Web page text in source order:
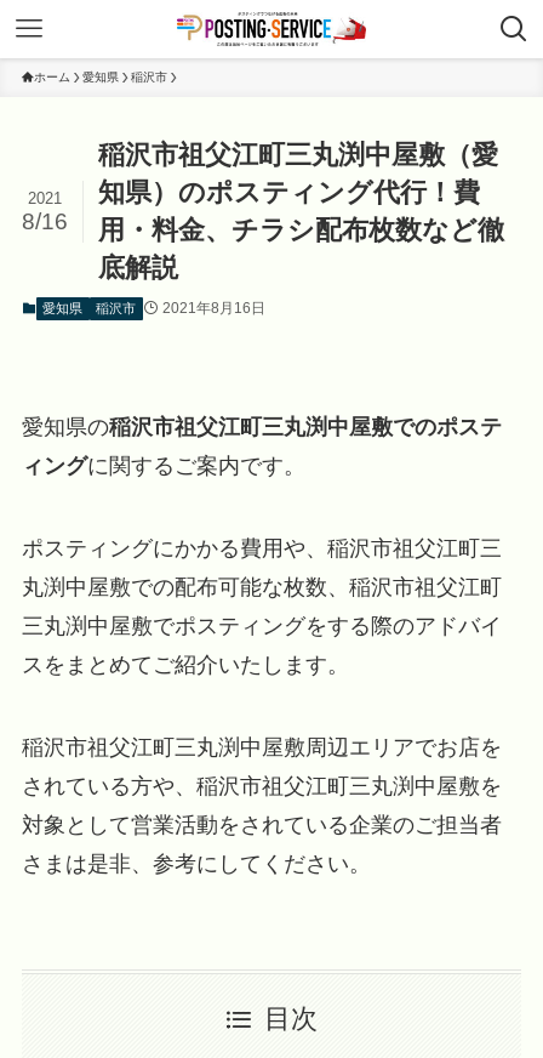
ホーム 愛知県 稲沢市
稲沢市祖父江町三丸渕中屋敷（愛
知県）のポスティング代行！費
用・料金、チラシ配布枚数など徹
底解説
2021
8/16
愛知県 稲沢市 2021年8月16日
愛知県の稲沢市祖父江町三丸渕中屋敷でのポステ
ィングに関するご案内です。
ポスティングにかかる費用や、稲沢市祖父江町三
丸渕中屋敷での配布可能な枚数、稲沢市祖父江町
三丸渕中屋敷でポスティングをする際のアドバイ
スをまとめてご紹介いたします。
稲沢市祖父江町三丸渕中屋敷周辺エリアでお店を
されている方や、稲沢市祖父江町三丸渕中屋敷を
対象として営業活動をされている企業のご担当者
さまは是非、参考にしてください。
目次